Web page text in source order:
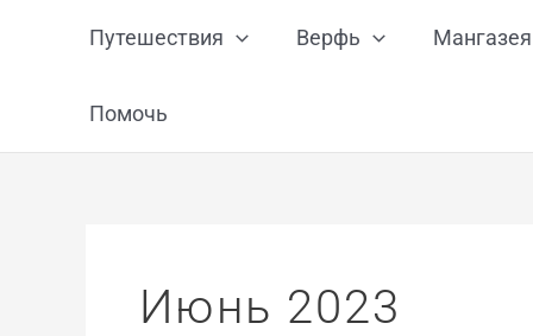
Путешествия Верфь Мангазея
Помочь
Июнь 2023